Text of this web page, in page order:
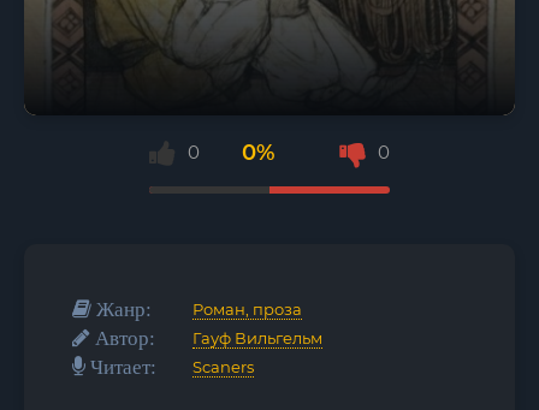
0 0% 0
Жанр: Роман, проза
Автор: Гауф Вильгельм
Читает: Scaners